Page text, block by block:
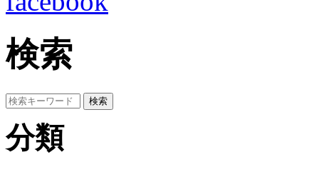
検索
分類